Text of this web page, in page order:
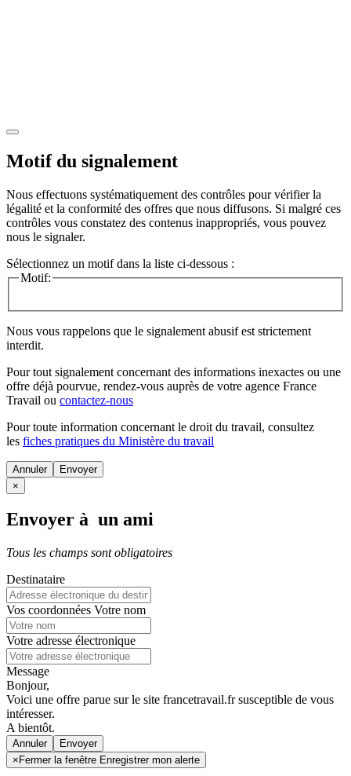
Motif du signalement
Nous effectuons systématiquement des contrôles pour vérifier la
légalité et la conformité des offres que nous diffusons. Si malgré ces
contrôles vous constatez des contenus inappropriés, vous pouvez
nous le signaler.
Sélectionnez un motif dans la liste ci-dessous :
Motif:
Nous vous rappelons que le signalement abusif est strictement
interdit.
Pour tout signalement concernant des informations inexactes ou une
offre déjà pourvue, rendez-vous auprès de votre agence France
Travail ou contactez-nous
Pour toute information concernant le droit du travail, consultez
les fiches pratiques du Ministère du travail
Annuler
×
Envoyer à un ami
Tous les champs sont obligatoires
Destinataire
Vos coordonnées Votre nom
Votre adresse électronique
Message
Bonjour,
Voici une offre parue sur le site francetravail.fr susceptible de vous
intéresser.
A bientôt.
Annuler
× Fermer la fenêtre Enregistrer mon alerte